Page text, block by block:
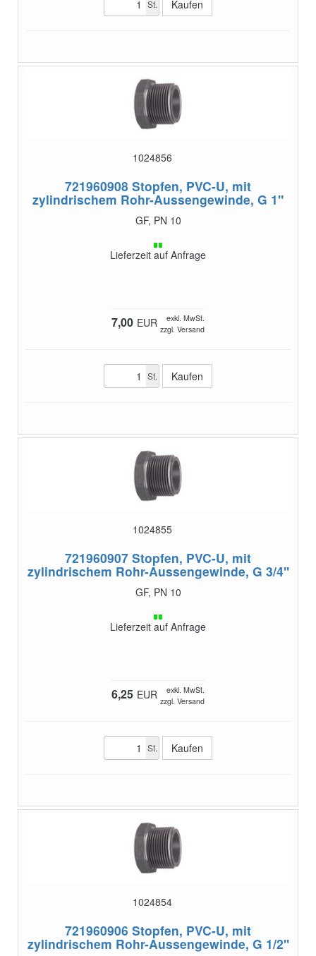
St.
1024856
721960908 Stopfen, PVC-U, mit
zylindrischem Rohr-Aussengewinde, G 1"
GF, PN 10
Lieferzeit auf Anfrage
7,00 EUR
exkl. MwSt.
zzgl. Versand
St.
1024855
721960907 Stopfen, PVC-U, mit
zylindrischem Rohr-Aussengewinde, G 3/4"
GF, PN 10
Lieferzeit auf Anfrage
6,25 EUR
exkl. MwSt.
zzgl. Versand
St.
1024854
721960906 Stopfen, PVC-U, mit
zylindrischem Rohr-Aussengewinde, G 1/2"